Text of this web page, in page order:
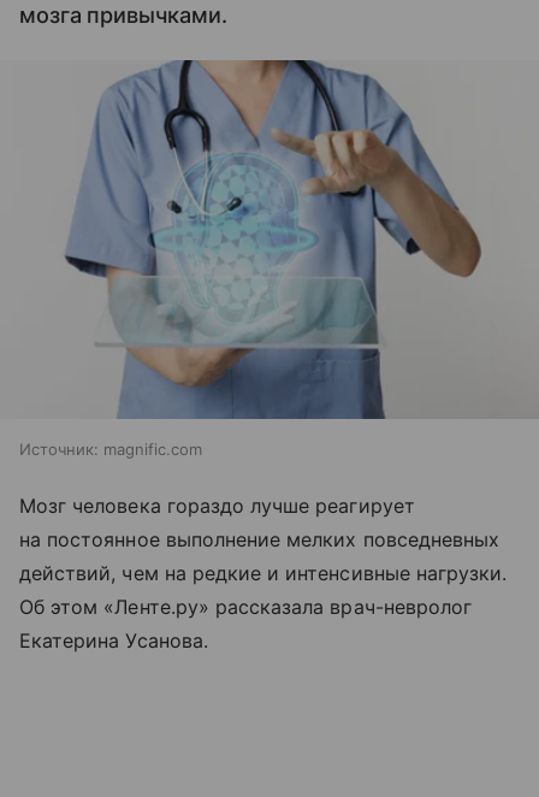
мозга привычками.
Источник: magnific.com
Мозг человека гораздо лучше реагирует
на постоянное выполнение мелких повседневных
действий, чем на редкие и интенсивные нагрузки.
Об этом «Ленте.ру» рассказала врач-невролог
Екатерина Усанова.